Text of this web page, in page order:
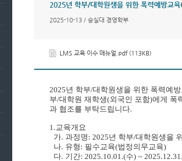
2025년 학부/대학원생을 위한 폭력예방교
2025-10-13 / 숭실대 경영학부
LMS 교육 이수 매뉴얼.pdf (113KB)
2025년 학부/대학원생을 위한 폭력예
부/대학원 재학생(외국인 포함)에게 폭
과 협조를 부탁드립니다.
1.교육개요
가. 과정명: 2025년 학부/대학원생을
나. 유형: 필수교육(법정의무교육)
다. 기간: 2025.10.01.(수) ~